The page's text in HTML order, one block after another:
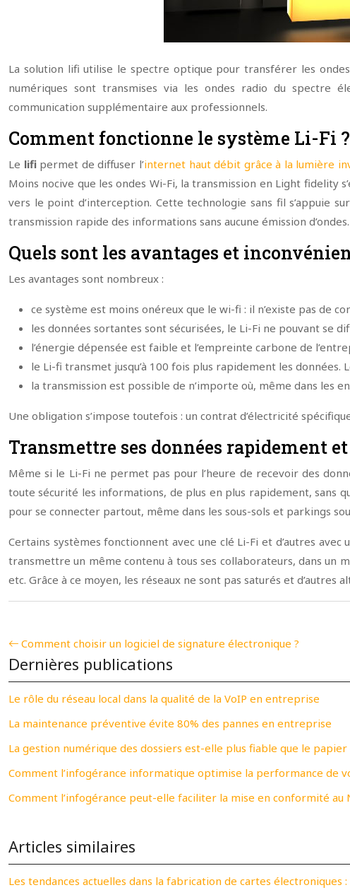
La solution lifi utilise le spectre optique pour transférer les
numériques sont transmises via les ondes radio du spectre
communication supplémentaire aux professionnels.
Comment fonctionne le système Li-Fi ?
Le lifipermet de diffuser l’internet haut débit grâce à la lumière
Moins nocive que les ondes Wi-Fi, la transmission en Light fidelity
vers le point d’interception. Cette technologie sans fil s’appuie
transmission rapide des informations sans aucune émission
Quels sont les avantages et
Les avantages sont nombreux :
ce système est moins onéreux que le wi-fi : il n’existe pas de
les données sortantes sont sécurisées, le Li-Fi ne pouvant se
l’énergie dépensée est faible et l’empreinte carbone de
le Li-fi transmet jusqu’à 100 fois plus rapidement les données.
la transmission est possible de n’importe où, même dans les
Une obligation s’impose toutefois : un contrat d’électricité
Transmettre ses données rapidement
Même si le Li-Fi ne permet pas pour l’heure de recevoir des
toute sécurité les informations, de plus en plus rapidement, sans
pour se connecter partout, même dans les sous-sols et parkings
Certains systèmes fonctionnent avec une clé Li-Fi et d’autres
transmettre un même contenu à tous ses collaborateurs, dans un
etc. Grâce à ce moyen, les réseaux ne sont pas saturés et
Comment choisir un logiciel de signature électronique ?
Dernières publications
Le rôle du réseau local dans la qualité de la VoIP en entreprise
La maintenance préventive évite 80% des pannes en entreprise
La gestion numérique des dossiers est-elle plus fiable que le papier
Comment l’infogérance informatique optimise la performance de
Comment l’infogérance peut-elle faciliter la mise en conformité au
Articles similaires
Les tendances actuelles dans la fabrication de cartes